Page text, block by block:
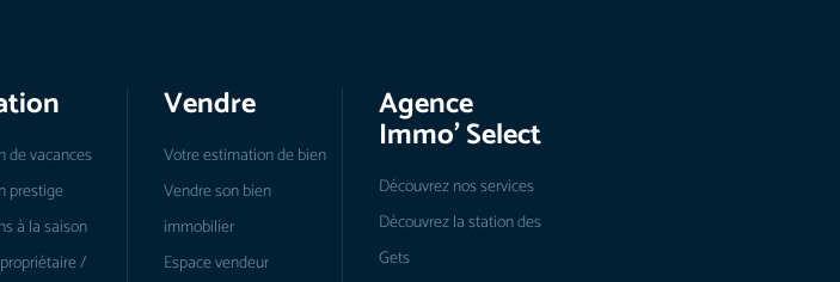
de vacances
prestige
à la saison
/
Vendre
Votre estimation de bien
Vendre son bien
immobilier
Espace vendeur
Agence
Immo’ Select
Découvrez nos services
Découvrez la station des
Gets